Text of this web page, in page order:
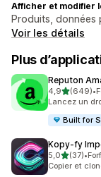
Afficher et modifier
Produits, données
Voir les détails
Plus
Reputon
4,9étoile(s)
(649)
649 avis au•
Lancez un
Built for
Kopy‑fy
5,0étoile(s)
(37)
37 avis au•
Copier et